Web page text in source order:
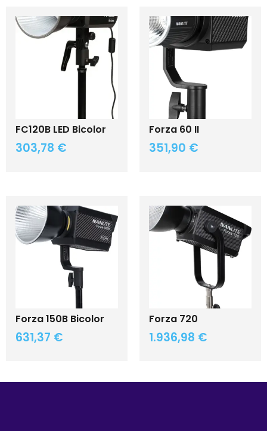
FC120B LED Bicolor
303,78 €
Forza 60 II
351,90 €
Forza 150B Bicolor
631,37 €
Forza 720
1.936,98 €